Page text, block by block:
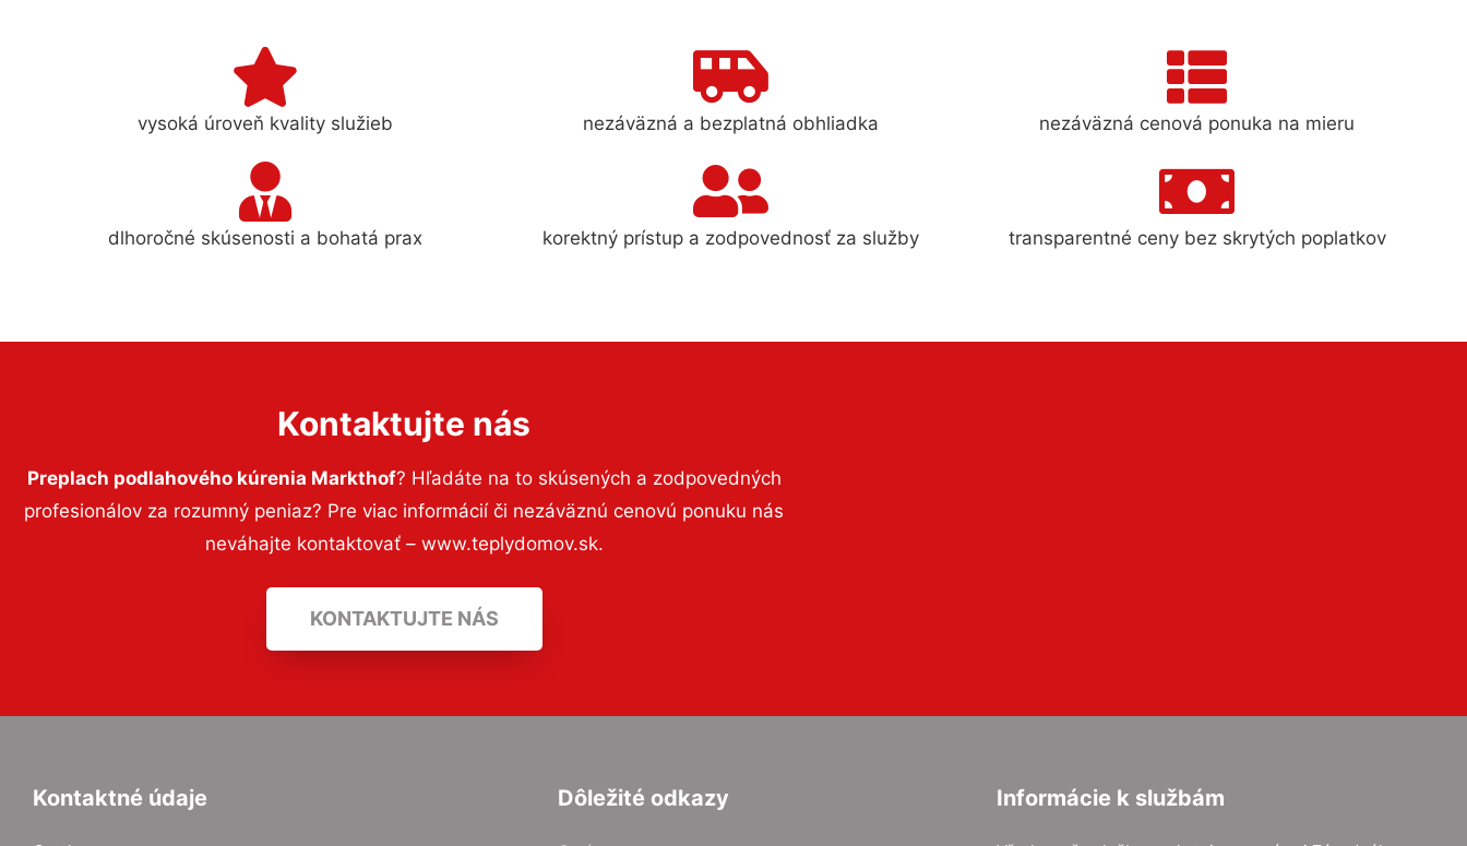
vysoká úroveň kvality služieb nezáväzná a bezplatná obhliadka nezáväzná cenová ponuka na mieru
dlhoročné skúsenosti a bohatá prax korektný prístup a zodpovednosť za služby transparentné ceny bez skrytých poplatkov
Kontaktujte nás
Preplach podlahového kúrenia Markthof? Hľadáte na to skúsených a zodpovedných
profesionálov za rozumný peniaz? Pre viac informácií či nezáväznú cenovú ponuku nás
neváhajte kontaktovať – www.teplydomov.sk.
KONTAKTUJTE NÁS
Kontaktné údaje Dôležité odkazy Informácie k službám